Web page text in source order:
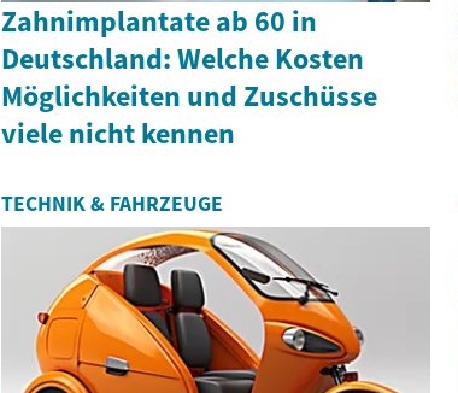
Zahnimplantate ab 60 in
Deutschland: Welche Kosten
Möglichkeiten und Zuschüsse
viele nicht kennen
TECHNIK & FAHRZEUGE